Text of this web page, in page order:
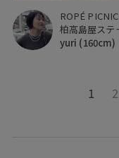
ROPÉ PICNIC
yuri (160cm)
1 2